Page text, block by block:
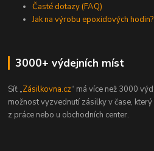
Časté dotazy (FAQ)
Jak na výrobu epoxidových hodin?
3000+ výdejních míst
Síť „Zásilkovna.cz“ má více než 3000
možnost vyzvednutí zásilky v čase,
z práce nebo u obchodních center.